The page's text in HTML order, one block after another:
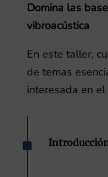
Domina las
vibroacústica
En este taller,
de temas
interesada en
^